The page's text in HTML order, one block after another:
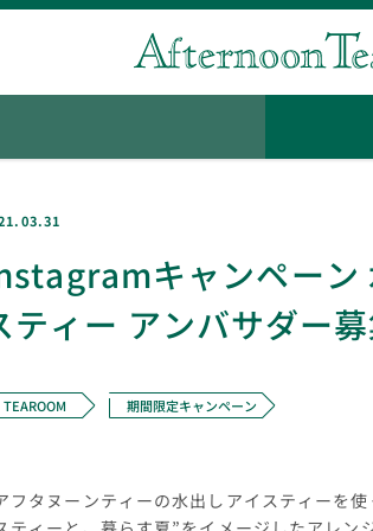
キャンペーン
ティー アンバサダー
TEAROOM 期間限定キャンペーン
フタヌーンティーの水出しアイスティーを